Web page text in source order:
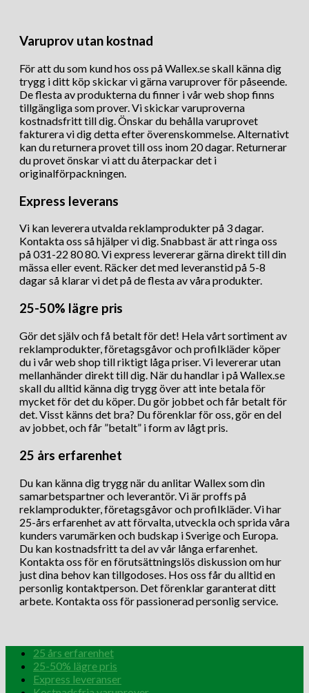
Varuprov utan kostnad
För att du som kund hos oss på Wallex.se skall känna dig
trygg i ditt köp skickar vi gärna varuprover för påseende.
De flesta av produkterna du finner i vår web shop finns
tillgängliga som prover. Vi skickar varuproverna
kostnadsfritt till dig. Önskar du behålla varuprovet
fakturera vi dig detta efter överenskommelse. Alternativt
kan du returnera provet till oss inom 20 dagar. Returnerar
du provet önskar vi att du återpackar det i
originalförpackningen.
Express leverans
Vi kan leverera utvalda reklamprodukter på 3 dagar.
Kontakta oss så hjälper vi dig. Snabbast är att ringa oss
på 031-22 80 80. Vi express levererar gärna direkt till din
mässa eller event. Räcker det med leveranstid på 5-8
dagar så klarar vi det på de flesta av våra produkter.
25-50% lägre pris
Gör det själv och få betalt för det! Hela vårt sortiment av
reklamprodukter, företagsgåvor och profilkläder köper
du i vår web shop till riktigt låga priser. Vi levererar utan
mellanhänder direkt till dig. När du handlar i på Wallex.se
skall du alltid känna dig trygg över att inte betala för
mycket för det du köper. Du gör jobbet och får betalt för
det. Visst känns det bra? Du förenklar för oss, gör en del
av jobbet, och får ”betalt” i form av lågt pris.
25 års erfarenhet
Du kan känna dig trygg när du anlitar Wallex som din
samarbetspartner och leverantör. Vi är proffs på
reklamprodukter, företagsgåvor och profilkläder. Vi har
25-års erfarenhet av att förvalta, utveckla och sprida våra
kunders varumärken och budskap i Sverige och Europa.
Du kan kostnadsfritt ta del av vår långa erfarenhet.
Kontakta oss för en förutsättningslös diskussion om hur
just dina behov kan tillgodoses. Hos oss får du alltid en
personlig kontaktperson. Det förenklar garanterat ditt
arbete. Kontakta oss för passionerad personlig service.
25 års erfarenhet
25-50% lägre pris
Express leveranser